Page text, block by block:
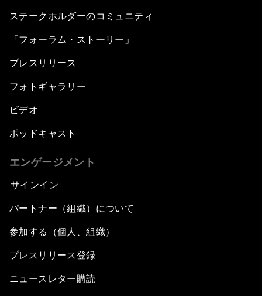
ステークホルダーのコミュニティ
「フォーラム・ストーリー」
プレスリリース
フォトギャラリー
ビデオ
ポッドキャスト
エンゲージメント
サインイン
パートナー（組織）について
参加する（個人、組織）
プレスリリース登録
ニュースレター購読